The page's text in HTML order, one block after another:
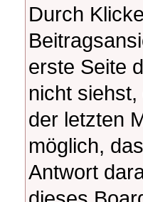
Durch
erste Seite
nicht
der letzten
möglich,
Antwort